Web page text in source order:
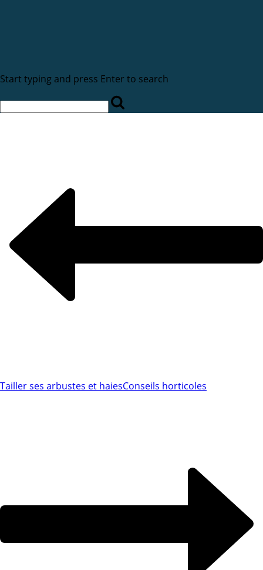
Start typing and press Enter to search
Tailler ses arbustes et haiesConseils horticoles